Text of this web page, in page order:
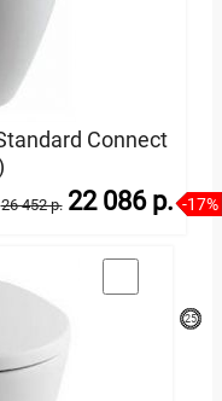
Connect
26 452 p. -17%
22 086 p.